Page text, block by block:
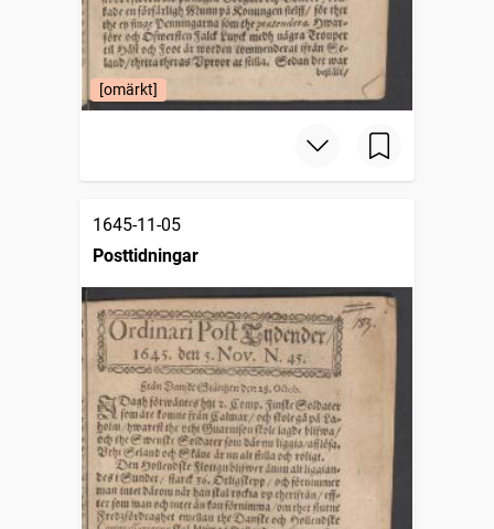
[omärkt]
1645-11-05
Posttidningar